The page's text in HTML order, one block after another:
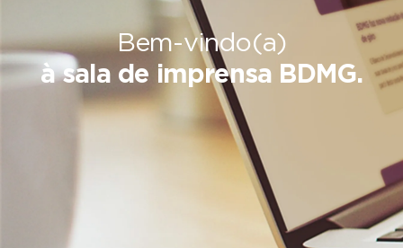
Bem-vindo(a)
à sala de imprensa BDMG.